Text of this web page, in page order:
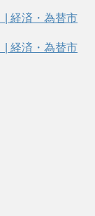
| 経済・為替市
| 経済・為替市